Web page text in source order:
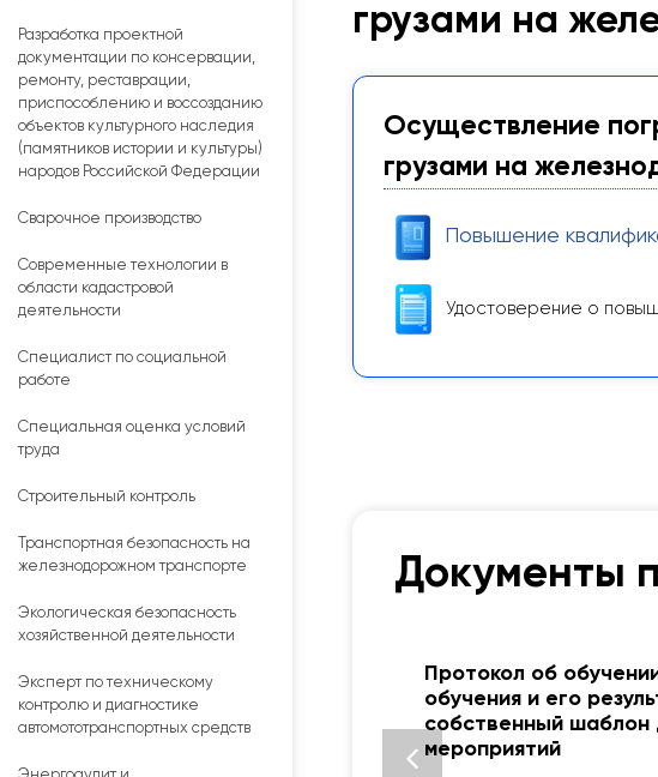
Разработка проектной
документации по консервации,
ремонту, реставрации,
приспособлению и воссозданию
объектов культурного наследия
(памятников истории и культуры)
народов Российской Федерации
Сварочное производство
Современные технологии в
области кадастровой
деятельности
Специалист по социальной
работе
Специальная оценка условий
труда
Строительный контроль
Транспортная безопасность на
железнодорожном транспорте
Экологическая безопасность
хозяйственной деятельности
Эксперт по техническому
контролю и диагностике
автомототранспортных средств
грузами на
Осуществление
грузами на
Повышение
Удостоверение о
Документы
Протокол об
обучения и его
собственный шаблон
мероприятий